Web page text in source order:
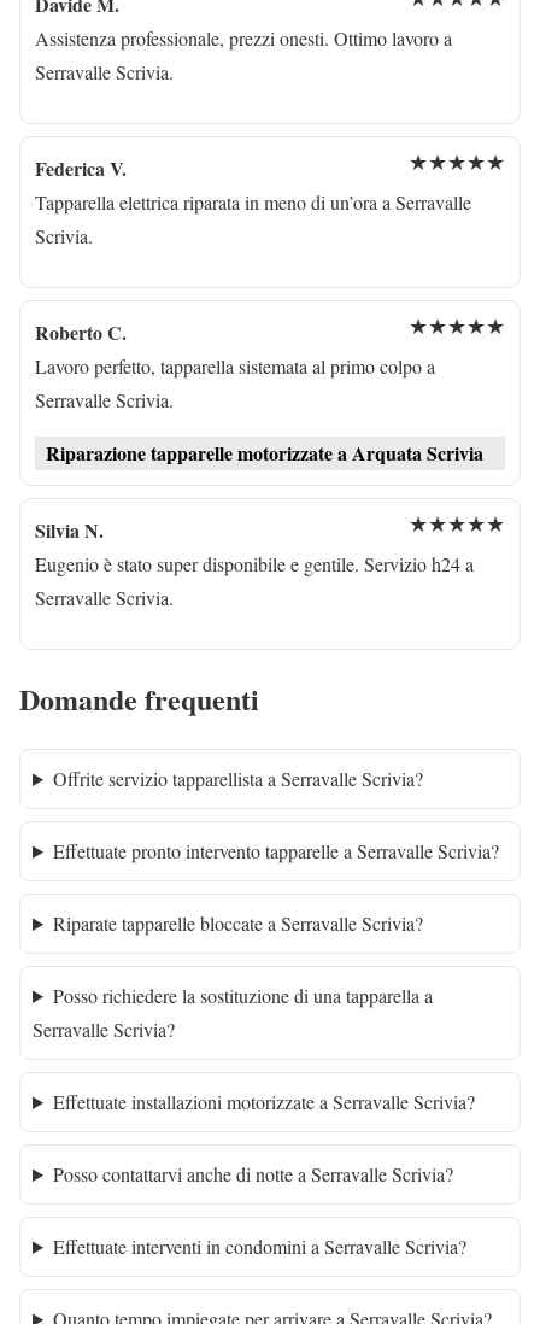
Assistenza professionale, prezzi onesti. Ottimo lavoro a
Serravalle Scrivia.
Federica V. ★★★★★
Tapparella elettrica riparata in meno di un’ora a Serravalle
Scrivia.
Roberto C. ★★★★★
Lavoro perfetto, tapparella sistemata al primo colpo a
Serravalle Scrivia.
Riparazione tapparelle motorizzate a Arquata Scrivia
Silvia N. ★★★★★
Eugenio è stato super disponibile e gentile. Servizio h24 a
Serravalle Scrivia.
Domande frequenti
Offrite servizio tapparellista a Serravalle Scrivia?
Effettuate pronto intervento tapparelle a Serravalle Scrivia?
Riparate tapparelle bloccate a Serravalle Scrivia?
Posso richiedere la sostituzione di una tapparella a
Serravalle Scrivia?
Effettuate installazioni motorizzate a Serravalle Scrivia?
Posso contattarvi anche di notte a Serravalle Scrivia?
Effettuate interventi in condomini a Serravalle Scrivia?
Quanto tempo impiegate per arrivare a Serravalle Scrivia?